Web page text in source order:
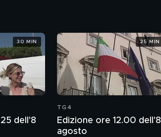
dell'8
30 MIN
TG4
Edizione ore 12.00 dell'8
agosto
25 MIN